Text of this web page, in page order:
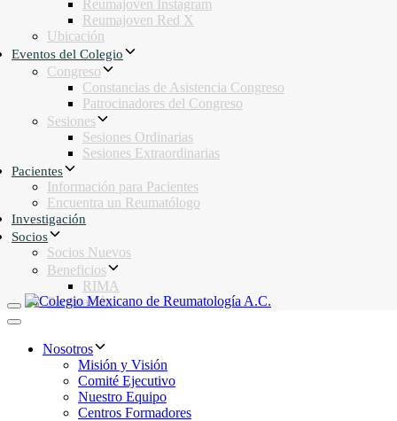
Reumajoven Instagram
Reumajoven Red X
Ubicación
Eventos del Colegio
Congreso
Constancias de Asistencia Congreso
Patrocinadores del Congreso
Sesiones
Sesiones Ordinarias
Sesiones Extraordinarias
Pacientes
Información para Pacientes
Encuentra un Reumatólogo
Investigación
Socios
Socios Nuevos
Beneficios
RIMA
Facturación
Toggle navigation
Toggle navigation
Nosotros
Misión y Visión
Comité Ejecutivo
Nuestro Equipo
Centros Formadores